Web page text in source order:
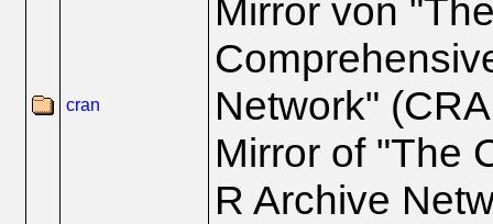
cran
Mirror von
Network"
Mirror of "The
R Archive